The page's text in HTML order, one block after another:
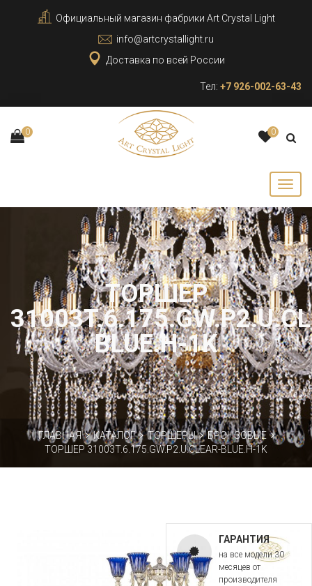
Официальный магазин фабрики Art Crystal Light
info@artcrystallight.ru
Доставка по всей России
Тел: +7 926-002-63-43
0 0
ТОРШЕР
BLUE.H-1K
ГЛАВНАЯ КАТАЛОГ ТОРШЕРЫ
БРОНЗОВЫЕ
ТОРШЕР 31003T.6.175.GW.P2.U.CLEAR-BLUE.H-1K
ГАРАНТИЯ
на все модели 30
месяцев от
производителя